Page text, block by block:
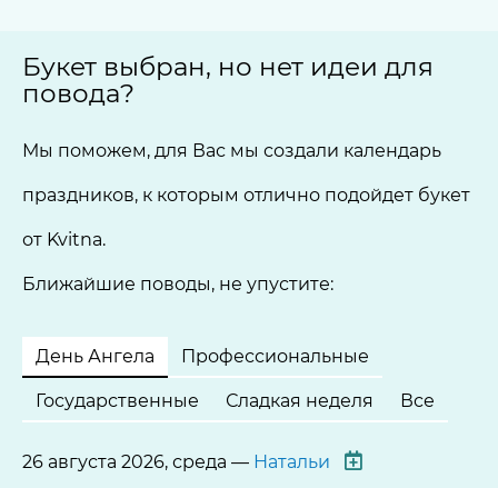
Букет выбран, но нет идеи для
повода?
Мы поможем, для Вас мы создали календарь
праздников, к которым отлично подойдет букет
от Kvitna.
Ближайшие поводы, не упустите:
День Ангела Профессиональные
Государственные Сладкая неделя Все
26 августа 2026, среда — Натальи